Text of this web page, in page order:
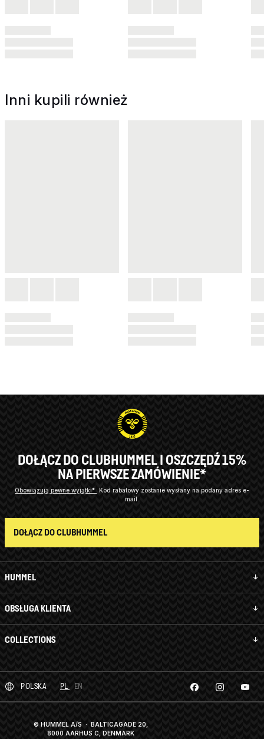
Inni kupili również
HUMMEL
OBSŁUGA KLIENTA
COLLECTIONS
DOŁĄCZ DO CLUBHUMMEL I OSZCZĘDŹ 15%
NA PIERWSZE ZAMÓWIENIE*
Obowiązują pewne wyjątki* Kod rabatowy zostanie wysłany na podany adres e-
mail.
DOŁĄCZ DO CLUBHUMMEL
POLSKA PL EN
© HUMMEL A/S · BALTICAGADE 20,
8000 AARHUS C, DENMARK